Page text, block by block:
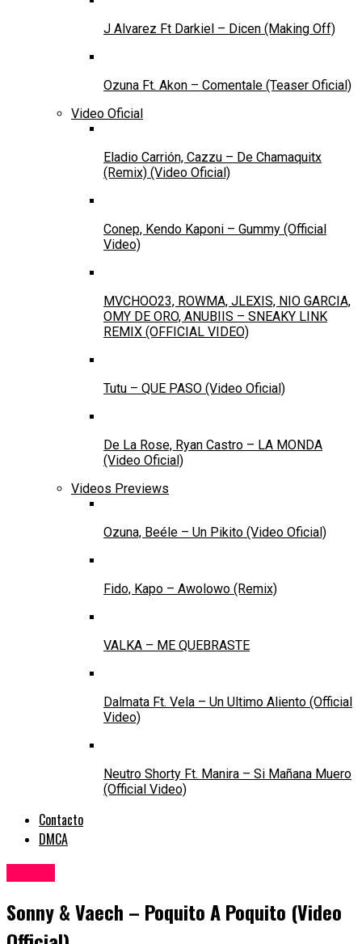
J Alvarez Ft Darkiel – Dicen (Making Off)
Ozuna Ft. Akon – Comentale (Teaser Oficial)
Video Oficial
Eladio Carrión, Cazzu – De Chamaquitx
(Remix) (Video Oficial)
Conep, Kendo Kaponi – Gummy (Official
Video)
MVCHOO23, ROWMA, JLEXIS, NIO GARCIA,
OMY DE ORO, ANUBIIS – SNEAKY LINK
REMIX (OFFICIAL VIDEO)
Tutu – QUE PASO (Video Oficial)
De La Rose, Ryan Castro – LA MONDA
(Video Oficial)
Videos Previews
Ozuna, Beéle – Un Pikito (Video Oficial)
Fido, Kapo – Awolowo (Remix)
VALKA – ME QUEBRASTE
Dalmata Ft. Vela – Un Ultimo Aliento (Official
Video)
Neutro Shorty Ft. Manira – Si Mañana Muero
(Official Video)
Contacto
DMCA
Sonny & Vaech – Poquito A Poquito (Video